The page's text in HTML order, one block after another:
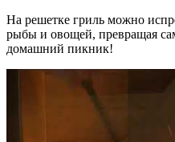
На решетке гриль можно
рыбы и овощей, превращая
домашний пикник!